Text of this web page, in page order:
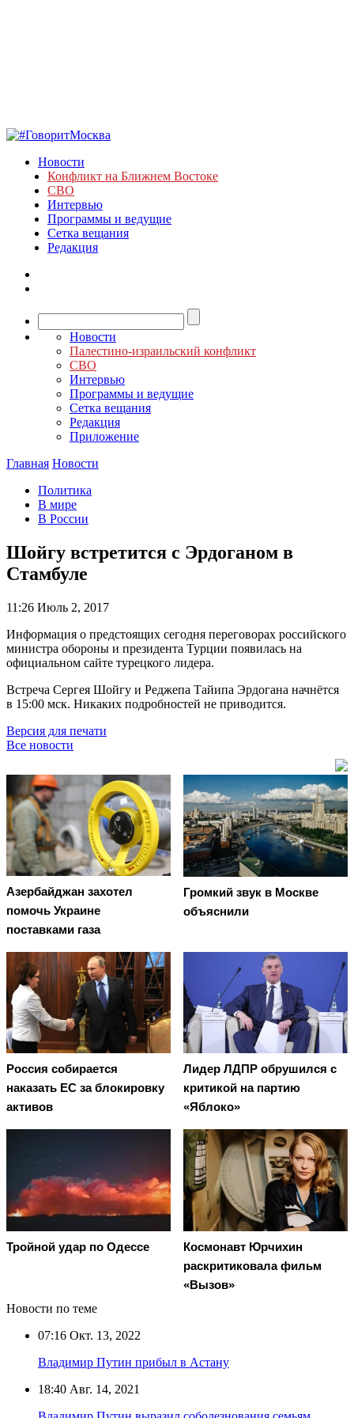
Новости
Конфликт на Ближнем Востоке
СВО
Интервью
Программы и ведущие
Сетка вещания
Редакция
Новости
Палестино-израильский конфликт
СВО
Интервью
Программы и ведущие
Сетка вещания
Редакция
Приложение
Главная Новости
Политика
В мире
В России
Шойгу встретится с Эрдоганом в
Стамбуле
11:26 Июль 2, 2017
Информация о предстоящих сегодня переговорах российского
министра обороны и президента Турции появилась на
официальном сайте турецкого лидера.
Встреча Сергея Шойгу и Реджепа Тайипа Эрдогана начнётся
в 15:00 мск. Никаких подробностей не приводится.
Версия для печати
Все новости
Азербайджан захотел
помочь Украине
поставками газа
Громкий звук в Москве
объяснили
Россия собирается
наказать EC за блокировку
активов
Лидер ЛДПР обрушился с
критикой на партию
«Яблоко»
Тройной удар по Одессe
Космонавт Юрчихин
раскритиковала фильм
«Вызов»
Новости по теме
07:16 Окт. 13, 2022
Владимир Путин прибыл в Астану
18:40 Авг. 14, 2021